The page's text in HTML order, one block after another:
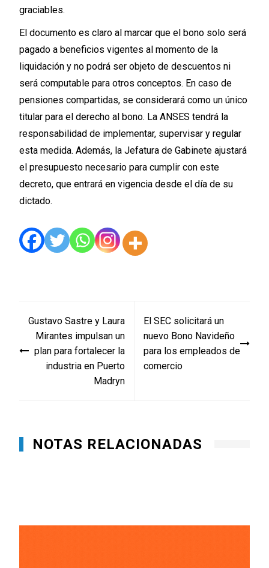
graciables.
El documento es claro al marcar que el bono solo será
pagado a beneficios vigentes al momento de la
liquidación y no podrá ser objeto de descuentos ni
será computable para otros conceptos. En caso de
pensiones compartidas, se considerará como un único
titular para el derecho al bono. La ANSES tendrá la
responsabilidad de implementar, supervisar y regular
esta medida. Además, la Jefatura de Gabinete ajustará
el presupuesto necesario para cumplir con este
decreto, que entrará en vigencia desde el día de su
dictado.
de
entradas
Gustavo Sastre y Laura
Mirantes impulsan un
plan para fortalecer la
industria en Puerto
Madryn
El SEC solicitará un
nuevo Bono Navideño
para los empleados de
comercio
NOTAS RELACIONADAS